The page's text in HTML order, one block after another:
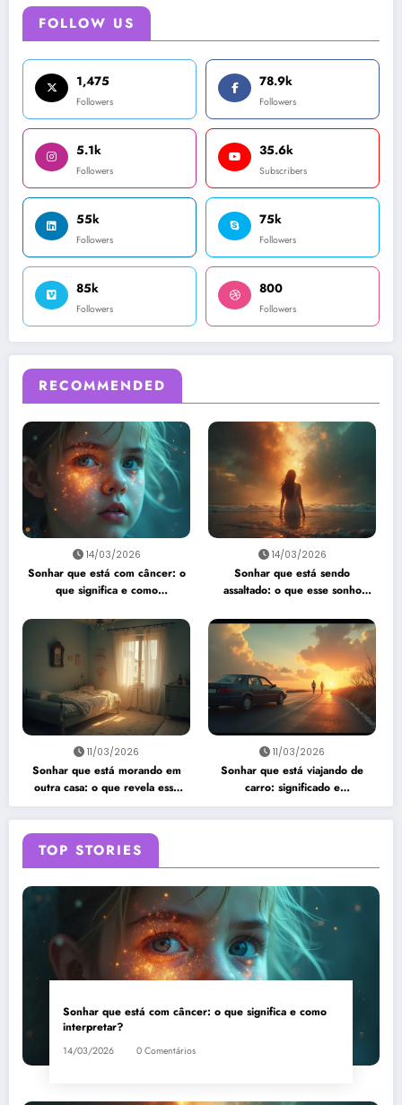
FOLLOW US
1,475
Followers
78.9k
Followers
5.1k
Followers
35.6k
Subscribers
55k
Followers
75k
Followers
85k
Followers
800
Followers
RECOMMENDED
14/03/2026
Sonhar que está com câncer: o
que significa e como
14/03/2026
Sonhar que está sendo
assaltado: o que esse sonho
11/03/2026
Sonhar que está morando em
outra casa: o que revela esse
sonho?
11/03/2026
Sonhar que está viajando de
carro: significado e
interpretação
TOP STORIES
Sonhar que está com câncer: o que significa e como
interpretar?
14/03/2026 0 Comentários